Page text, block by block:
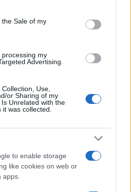
Sale of my
my
Advertising.
Use,
or Sharing of my
Unrelated with the
was collected.
to enable storage
like cookies on web or
legge 47 del 1985. In
ai voti l’emendamento
forzista Urania
passò. Immediatamente si
senatori campani di Forza
in Aula Fi, dopo un
a ‘militare’ a favore dei
contro il ‘proprio’
Papatheu. Insieme a Fi
5 Stelle”.